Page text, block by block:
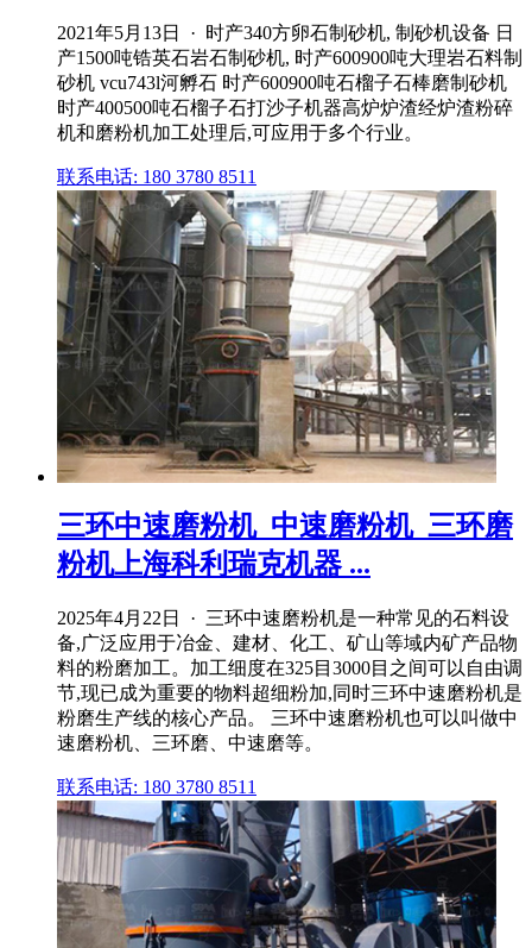
2021年5月13日 · 时产340方卵石制砂机, 制砂机设备 日
产1500吨锆英石岩石制砂机, 时产600900吨大理岩石料制
砂机 vcu743l河孵石 时产600900吨石榴子石棒磨制砂机
时产400500吨石榴子石打沙子机器高炉炉渣经炉渣粉碎
机和磨粉机加工处理后,可应用于多个行业。
联系电话: 180 3780 8511
三环中速磨粉机_中速磨粉机_三环磨
粉机上海科利瑞克机器 ...
2025年4月22日 · 三环中速磨粉机是一种常见的石料设
备,广泛应用于冶金、建材、化工、矿山等域内矿产品物
料的粉磨加工。加工细度在325目3000目之间可以自由调
节,现已成为重要的物料超细粉加,同时三环中速磨粉机是
粉磨生产线的核心产品。 三环中速磨粉机也可以叫做中
速磨粉机、三环磨、中速磨等。
联系电话: 180 3780 8511